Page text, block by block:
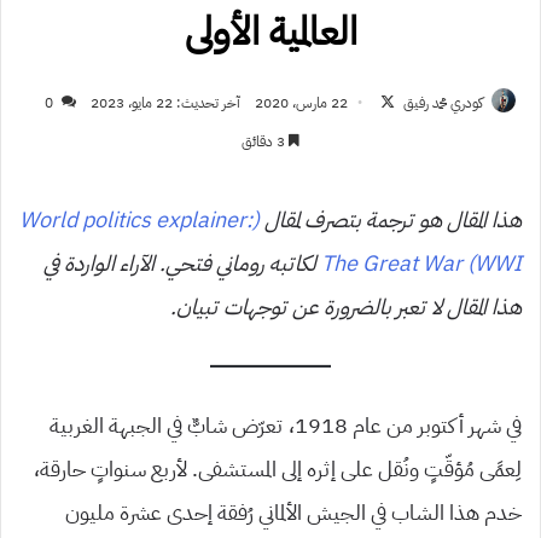
العالمية الأولى
كودري محمد رفيق
تابع
22 مارس، 2020 آخر تحديث: 22 مايو، 2023
0
هذا المقال هو ترجمة بتصرف لمقال (World politics explainer:
The Great War (WWIلكاتبه روماني فتحي. الآراء الواردة في
هذا المقال لا تعبر بالضرورة عن توجهات تبيان.
في شهر أكتوبر من عام 1918، تعرّض شابٌّ في الجبهة الغربية
لِعمًى مُؤقّتٍ ونُقل على إثره إلى المستشفى. لأربع سنواتٍ حارقة،
خدم هذا الشاب في الجيش الألماني رُفقة إحدى عشرة مليون